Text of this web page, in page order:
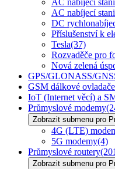
AC nabíjecí
AC nabíjecí
DC
Příslušenství k
Tesla(37)
Rozvaděče pro
Nová zelená
GPS/GLONASS/
GSM dálkové ovladače
IoT (Internet věcí) a
Průmyslové modemy
Zobrazit submenu pro
4G (LTE)
5G modemy(4)
Průmyslové routery
Zobrazit submenu pro